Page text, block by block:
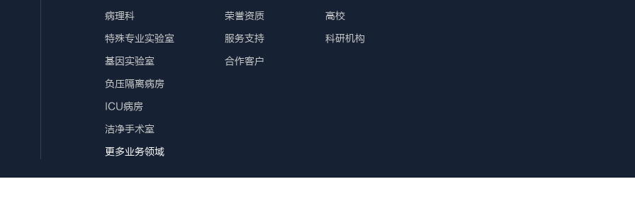
病理科
特殊专业实验室
基因实验室
负压隔离病房
ICU病房
洁净手术室
更多业务领域
荣誉资质
服务支持
合作客户
高校
科研机构